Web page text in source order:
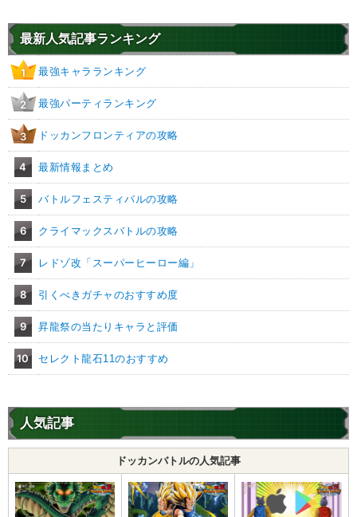
最新人気記事ランキング
1 最強キャラランキング
2 最強パーティランキング
3 ドッカンフロンティアの攻略
4 最新情報まとめ
5 バトルフェスティバルの攻略
6 クライマックスバトルの攻略
7 レドゾ改「スーパーヒーロー編」
8 引くべきガチャのおすすめ度
9 昇龍祭の当たりキャラと評価
10 セレクト龍石11のおすすめ
人気記事
ドッカンバトルの人気記事